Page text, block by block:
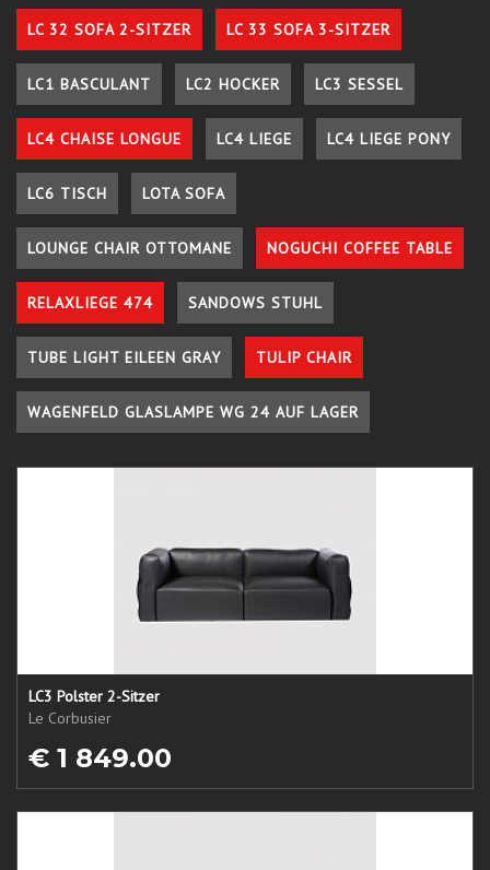
LC 32 SOFA 2-SITZER LC 33 SOFA 3-SITZER
LC1 BASCULANT LC2 HOCKER LC3 SESSEL
LC4 CHAISE LONGUE LC4 LIEGE LC4 LIEGE PONY
LC6 TISCH LOTA SOFA
LOUNGE CHAIR OTTOMANE NOGUCHI COFFEE TABLE
RELAXLIEGE 474 SANDOWS STUHL
TUBE LIGHT EILEEN GRAY TULIP CHAIR
WAGENFELD GLASLAMPE WG 24 AUF LAGER
LC3 Polster 2-Sitzer
Le Corbusier
€ 1 849.00